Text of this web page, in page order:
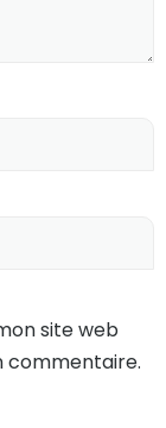
site web
commentaire.